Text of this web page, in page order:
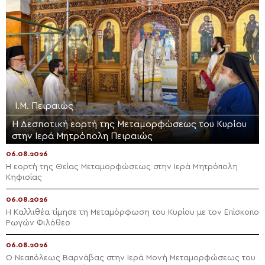
Ι.Μ. Πειραιώς
Η Δεσποτική εορτή της Μεταμορφώσεως του Κυρίου
στην Ιερά Μητρόπολη Πειραιώς
06.08.2026
Η εορτή της Θείας Μεταμορφώσεως στην Ιερά Μητρόπολη
Κηφισίας
06.08.2026
Η Καλλιθέα τίμησε τη Μεταμόρφωση του Κυρίου με τον Επίσκοπο
Ρωγών Φιλόθεο
06.08.2026
Ο Νεαπόλεως Βαρνάβας στην Ιερά Μονή Μεταμορφώσεως του